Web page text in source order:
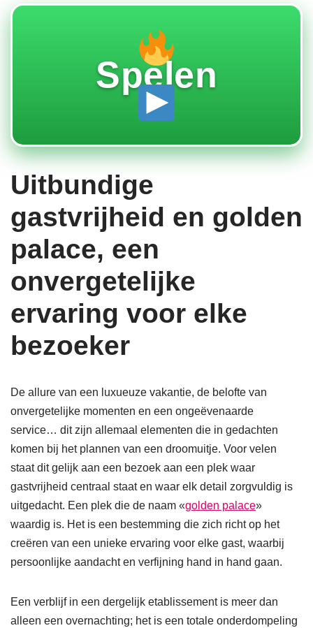
Spelen
Uitbundige
gastvrijheid en golden
palace, een
onvergetelijke
ervaring voor elke
bezoeker
De allure van een luxueuze vakantie, de belofte van
onvergetelijke momenten en een ongeëvenaarde
service… dit zijn allemaal elementen die in gedachten
komen bij het plannen van een droomuitje. Voor velen
staat dit gelijk aan een bezoek aan een plek waar
gastvrijheid centraal staat en waar elk detail zorgvuldig is
uitgedacht. Een plek die de naam «golden palace»
waardig is. Het is een bestemming die zich richt op het
creëren van een unieke ervaring voor elke gast, waarbij
persoonlijke aandacht en verfijning hand in hand gaan.
Een verblijf in een dergelijk etablissement is meer dan
alleen een overnachting; het is een totale onderdompeling